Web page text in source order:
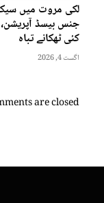
لکی مروت میں
جنس بیسڈ
کئی ٹھکانے تباہ
اگست 4, 2026
are closed.